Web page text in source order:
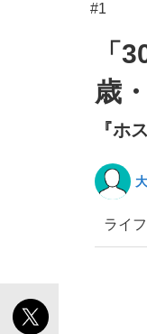
#1
「
歳
『ホ
ライフ